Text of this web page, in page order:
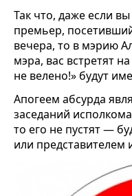
Так что, даже если
премьер,
вечера, то в мэрию
мэра, вас встретят
не велено!» будут
Апогеем абсурда
заседаний
то его не пустят —
или представителем